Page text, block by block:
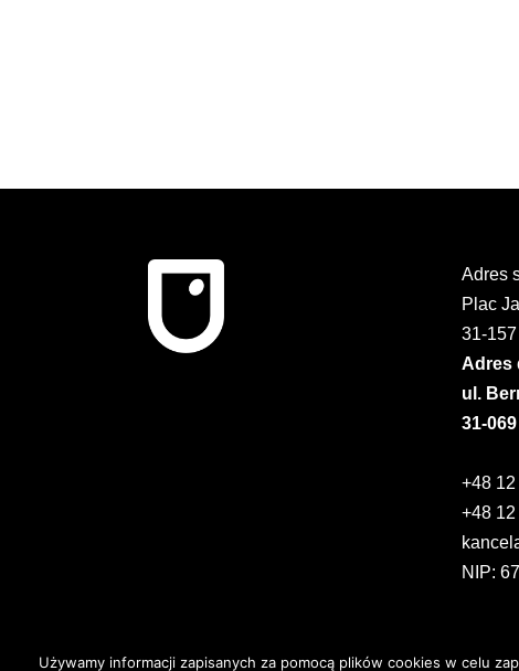
Adres
Plac
31-
Adres
ul.
31-
+48
+48
NIP:
Używamy informacji zapisanych za pomocą plików cookies w celu